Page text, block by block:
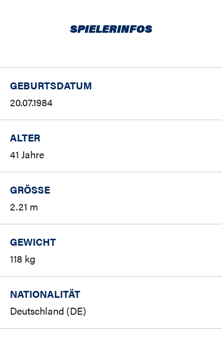
SPIELERINFOS
GEBURTSDATUM
20.07.1984
ALTER
41 Jahre
GRÖSSE
2.21 m
GEWICHT
118 kg
NATIONALITÄT
Deutschland (DE)